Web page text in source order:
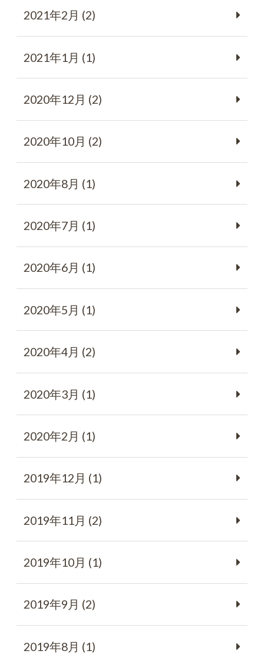
2021年2月 (2)
2021年1月 (1)
2020年12月 (2)
2020年10月 (2)
2020年8月 (1)
2020年7月 (1)
2020年6月 (1)
2020年5月 (1)
2020年4月 (2)
2020年3月 (1)
2020年2月 (1)
2019年12月 (1)
2019年11月 (2)
2019年10月 (1)
2019年9月 (2)
2019年8月 (1)